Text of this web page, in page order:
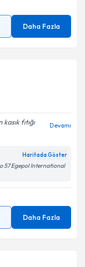
Daha Fazla
fıtığı
Devamı
Haritada Göster
57 Egepol International
Daha Fazla